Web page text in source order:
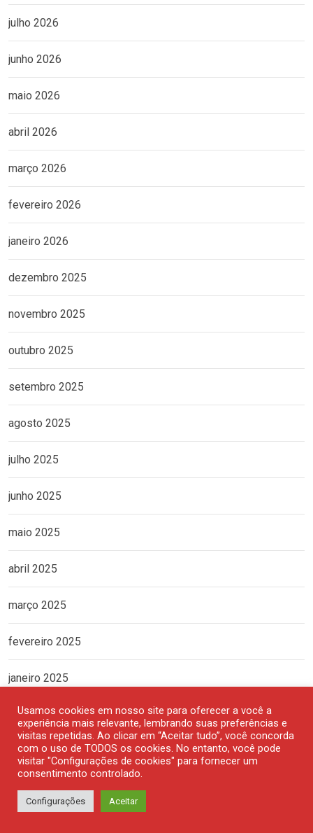
julho 2026
junho 2026
maio 2026
abril 2026
março 2026
fevereiro 2026
janeiro 2026
dezembro 2025
novembro 2025
outubro 2025
setembro 2025
agosto 2025
julho 2025
junho 2025
maio 2025
abril 2025
março 2025
fevereiro 2025
janeiro 2025
dezembro 2024
novembro 2024
Usamos cookies em nosso site para oferecer a você a
experiência mais relevante, lembrando suas preferências e
visitas repetidas. Ao clicar em “Aceitar tudo”, você concorda
com o uso de TODOS os cookies. No entanto, você pode
visitar "Configurações de cookies" para fornecer um
consentimento controlado.
Configurações Aceitar